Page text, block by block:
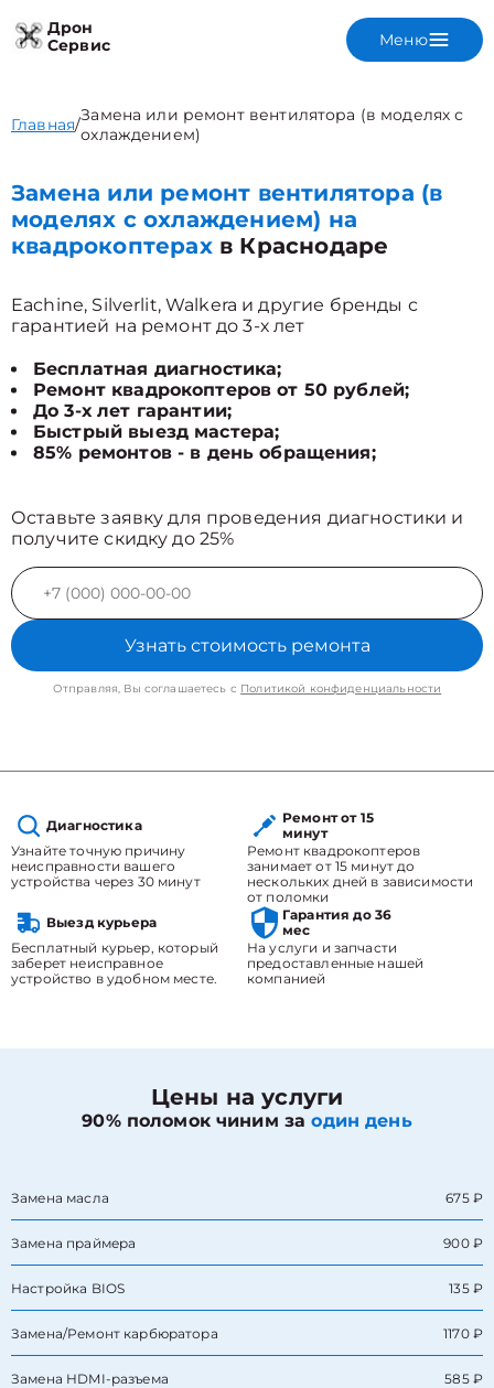
Дрон
Сервис
Меню
Главная/Замена или ремонт вентилятора (в моделях с
охлаждением)
Замена или ремонт вентилятора (в
моделях с охлаждением) на
квадрокоптерахв Краснодаре
Eachine, Silverlit, Walkera и другие бренды с
гарантией на ремонт до 3-х лет
Бесплатная диагностика;
Ремонт квадрокоптеров от 50 рублей;
До 3-х лет гарантии;
Быстрый выезд мастера;
85% ремонтов - в день обращения;
Оставьте заявку для проведения диагностики и
получите скидку до 25%
Узнать стоимость ремонта
Отправляя, Вы соглашаетесь с Политикой конфиденциальности
Диагностика
Узнайте точную причину
неисправности вашего
устройства через 30 минут
Ремонт от 15
минут
Ремонт квадрокоптеров
занимает от 15 минут до
нескольких дней в зависимости
от поломки
Выезд курьера
Бесплатный курьер, который
заберет неисправное
устройство в удобном месте.
Гарантия до 36
мес
На услуги и запчасти
предоставленные нашей
компанией
Цены на услуги
90% поломок чиним заодин день
Замена масла 675 ₽
Замена праймера 900 ₽
Настройка BIOS 135 ₽
Замена/Pемонт карбюратора 1170 ₽
Замена HDMI-разъема 585 ₽